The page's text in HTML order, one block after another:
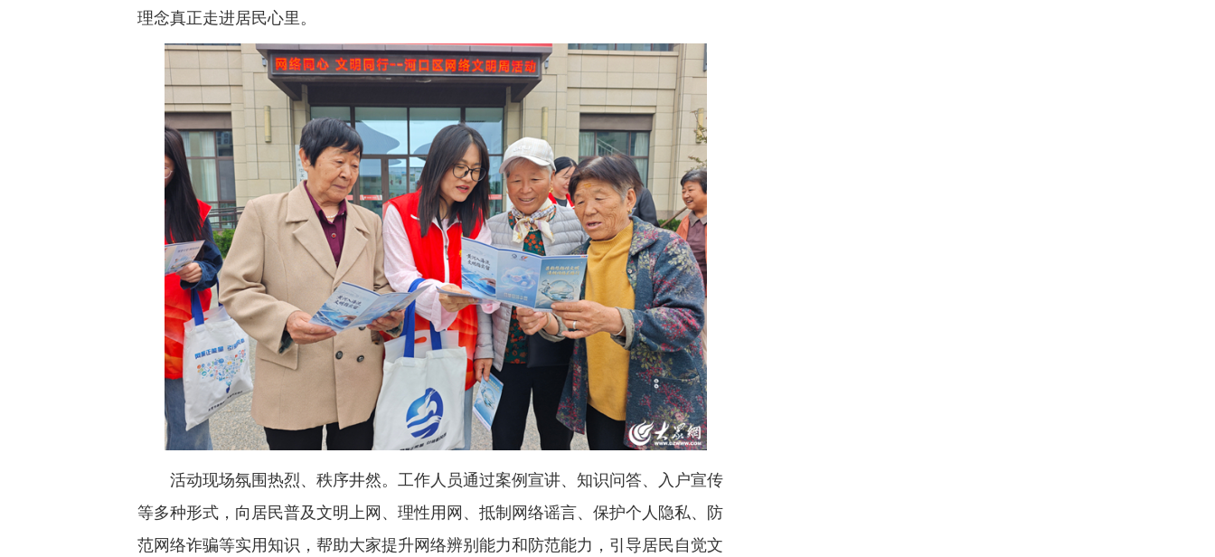
理念真正走进居民心里。
活动现场氛围热烈、秩序井然。工作人员通过案例宣讲、知识问答、入户宣传
等多种形式，向居民普及文明上网、理性用网、抵制网络谣言、保护个人隐私、防
范网络诈骗等实用知识，帮助大家提升网络辨别能力和防范能力，引导居民自觉文